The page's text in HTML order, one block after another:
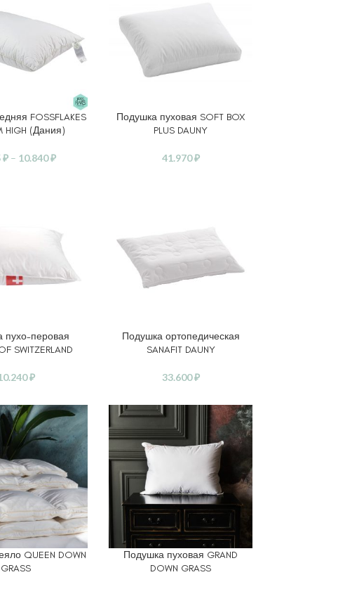
FOSSFLAKES
HIGH (Дания)
₽ – 10.840₽
ВЫБЕРИТЕ ПАРАМЕТРЫ
Подушка пуховая SOFT BOX
PLUS DAUNY
41.970₽
пухо-перовая
SWITZERLAND
₽
В КОРЗИНУ
Подушка ортопедическая
SANAFIT DAUNY
33.600₽
QUEEN DOWN
GRASS
ВЫБЕРИТЕ ПАРАМЕТРЫ
Подушка пуховая GRAND
DOWN GRASS